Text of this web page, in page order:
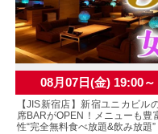
08月07日(金) 19:00～
【JIS新宿店】新宿ユニカビル
席BARがOPEN！メニューも豊
性“完全無料食べ放題&飲み放題